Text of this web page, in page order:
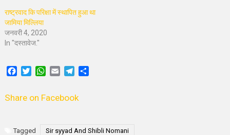
राष्ट्रवाद कि परिक्षा में स्थापित हुआ था
जामिया मिल्लिया
जनवरी 4, 2020
In "दस्तावेज."
Facebook
TwitterWhatsApp
Email Telegram
Share on Facebook
Tagged Sir syyad And Shibli Nomani